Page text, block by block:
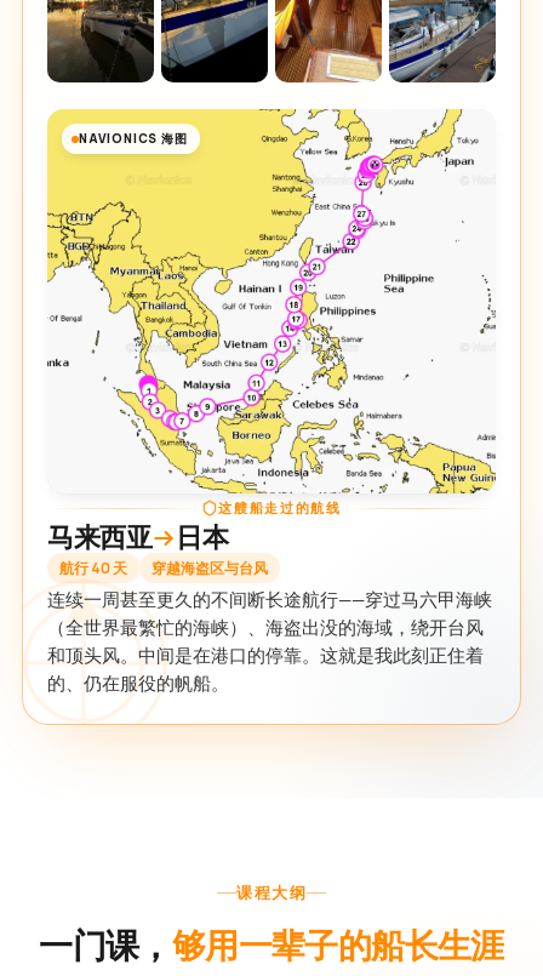
NAVIONICS 海图
这艘船走过的航线
马来西亚 日本
航行 40 天 穿越海盗区与台风
连续一周甚至更久的不间断长途航行——穿过马六甲海峡
（全世界最繁忙的海峡）、海盗出没的海域，绕开台风
和顶头风。中间是在港口的停靠。这就是我此刻正住着
的、仍在服役的帆船。
课程大纲
一门课， 够用一辈子的船长生涯